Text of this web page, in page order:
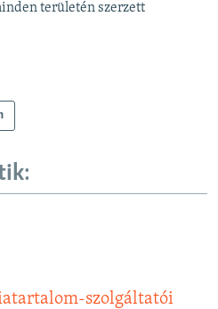
területén szerzett
szolgáltatói